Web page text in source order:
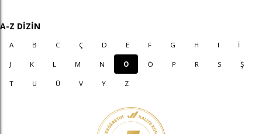
A-Z DİZİN
A B C Ç D E F G H I İ
J K L M N O Ö P R S Ş
T U Ü V Y Z